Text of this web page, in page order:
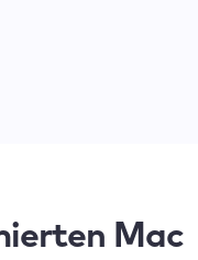
Mac